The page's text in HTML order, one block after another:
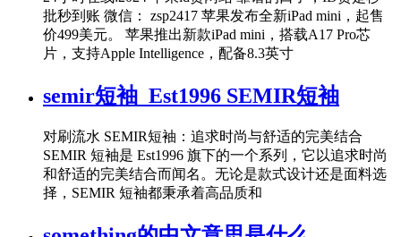
批秒到账 微信： zsp2417 苹果发布全新iPad mini，起售
价499美元。 苹果推出新款iPad mini，搭载A17 Pro芯
片，支持Apple Intelligence，配备8.3英寸
semir短袖_Est1996 SEMIR短袖
对刷流水 SEMIR短袖：追求时尚与舒适的完美结合
SEMIR 短袖是 Est1996 旗下的一个系列，它以追求时尚
和舒适的完美结合而闻名。无论是款式设计还是面料选
择，SEMIR 短袖都秉承着高品质和